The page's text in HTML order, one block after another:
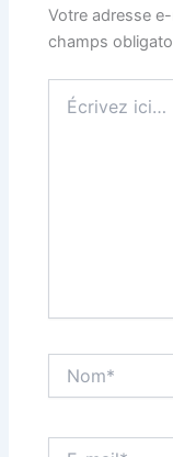
Votre adresse
champs
ici…